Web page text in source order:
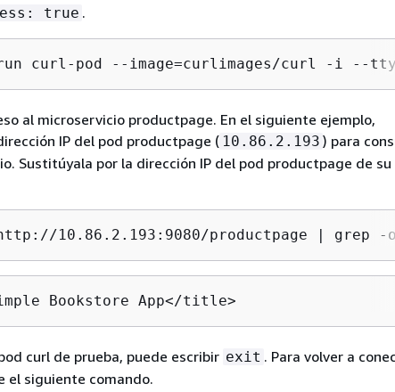
true .
curl-pod --image=curlimages/curl -i --tty
al microservicio productpage. En el siguiente ejemplo,
IP del pod productpage ( 10.86.2.193 ) para
Sustitúyala por la dirección IP del pod productpage de su
10.86.2.193:9080/productpage | grep
Bookstore App</title>
curl de prueba, puede escribir exit . Para volver a
el siguiente comando.